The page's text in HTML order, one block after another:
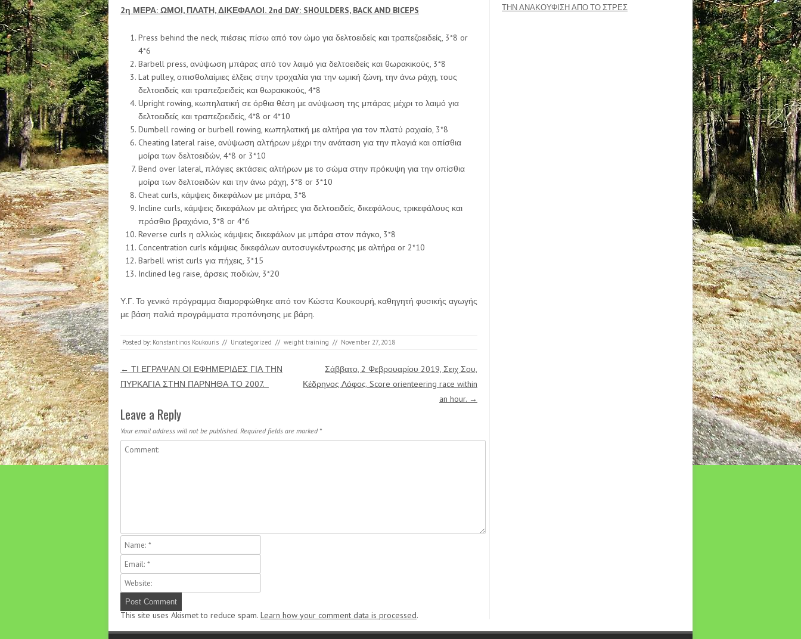
2η ΜΕΡΑ: ΩΜΟΙ, ΠΛΑΤΗ, ΔΙΚΕΦΑΛΟΙ. 2nd DAY: SHOULDERS, BACK AND BICEPS
Press behind the neck, πιέσεις πίσω από τον ώμο για δελτοειδείς και τραπεζοειδείς, 3*8 or
4*6
Barbell press, ανύψωση μπάρας από τον λαιμό για δελτοειδείς και θωρακικούς, 3*8
Lat pulley, οπισθολαίμιες έλξεις στην τροχαλία για την ωμική ζώνη, την άνω ράχη, τους
δελτοειδείς και τραπεζοειδείς και θωρακικούς, 4*8
Upright rowing, κωπηλατική σε όρθια θέση με ανύψωση της μπάρας μέχρι το λαιμό για
δελτοειδείς και τραπεζοειδείς, 4*8 or 4*10
Dumbell rowing or burbell rowing, κωπηλατική με αλτήρα για τον πλατύ ραχιαίο, 3*8
Cheating lateral raise, ανύψωση αλτήρων μέχρι την ανάταση για την πλαγιά και οπίσθια
μοίρα των δελτοειδών, 4*8 or 3*10
Bend over lateral, πλάγιες εκτάσεις αλτήρων με το σώμα στην πρόκυψη για την οπίσθια
μοίρα των δελτοειδών και την άνω ράχη, 3*8 or 3*10
Cheat curls, κάμψεις δικεφάλων με μπάρα, 3*8
Incline curls, κάμψεις δικεφάλων με αλτήρες για δελτοειδείς, δικεφάλους, τρικεφάλους και
πρόσθιο βραχιόνιο, 3*8 or 4*6
Reverse curls η αλλιώς κάμψεις δικεφάλων με μπάρα στον πάγκο, 3*8
Concentration curls κάμψεις δικεφάλων αυτοσυγκέντρωσης με αλτήρα or 2*10
Barbell wrist curls για πήχεις, 3*15
Inclined leg raise, άρσεις ποδιών, 3*20
Υ.Γ. Το γενικό πρόγραμμα διαμορφώθηκε από τον Κώστα Κουκουρή, καθηγητή φυσικής αγωγής
με βάση παλιά προγράμματα προπόνησης με βάρη.
Posted by: Konstantinos Koukouris // Uncategorized // weight training // November 27, 2018
Post navigation
← ΤΙ ΕΓΡΑΨΑΝ ΟΙ ΕΦΗΜΕΡΙΔΕΣ ΓΙΑ ΤΗΝ
ΠΥΡΚΑΓΙΑ ΣΤΗΝ ΠΑΡΝΗΘΑ ΤΟ 2007.
Σάββατο, 2 Φεβρουαρίου 2019, Σειχ Σου,
Κέδρηνος Λόφος. Score orienteering race within
an hour. →
Leave a Reply
Your email address will not be published. Required fields are marked *
This site uses Akismet to reduce spam. Learn how your comment data is processed.
ΤΗΝ ΑΝΑΚΟΥΦΙΣΗ ΑΠΟ ΤΟ ΣΤΡΕΣ